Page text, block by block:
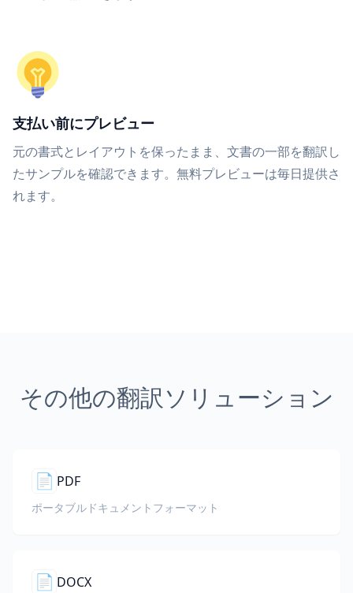
支払い前にプレビュー
元の書式とレイアウトを保ったまま、文書の一部を翻訳し
たサンプルを確認できます。無料プレビューは毎日提供さ
れます。
その他の翻訳ソリューション
📄 PDF
ポータブルドキュメントフォーマット
📄 DOCX